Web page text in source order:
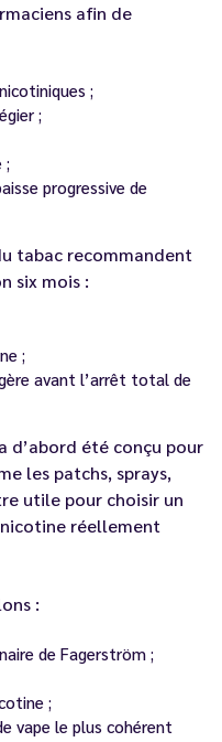
afin de
;
;
;
progressive de
tabac recommandent
six mois :
;
avant l’arrêt total de
d’abord été conçu pour
les patchs, sprays,
utile pour choisir un
réellement
:
de Fagerström ;
;
vape le plus cohérent